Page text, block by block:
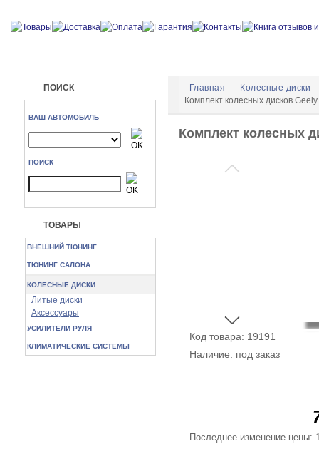
ПОИСК
ВАШ АВТОМОБИЛЬ
ПОИСК
ТОВАРЫ
ВНЕШНИЙ ТЮНИНГ
ТЮНИНГ САЛОНА
КОЛЕСНЫЕ ДИСКИ
Литые диски
Аксессуары
УСИЛИТЕЛИ РУЛЯ
КЛИМАТИЧЕСКИЕ СИСТЕМЫ
Главная
Колесные диски
Комплект колесных дисков
Комплект колесных
Код товара: 19191
Наличие: под заказ
Последнее изменение цены: